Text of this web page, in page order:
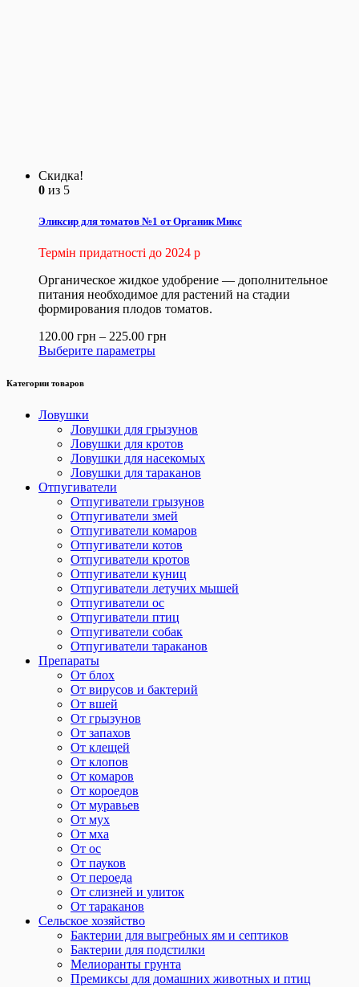
Скидка!
0 из 5
Эликсир для томатов №1 от Органик Микс
Термін придатності до 2024 р
Органическое жидкое удобрение — дополнительное
питания необходимое для растений на стадии
формирования плодов томатов.
120.00 грн – 225.00 грн
Выберите параметры
Категории товаров
Ловушки
Ловушки для грызунов
Ловушки для кротов
Ловушки для насекомых
Ловушки для тараканов
Отпугиватели
Отпугиватели грызунов
Отпугиватели змей
Отпугиватели комаров
Отпугиватели котов
Отпугиватели кротов
Отпугиватели куниц
Отпугиватели летучих мышей
Отпугиватели ос
Отпугиватели птиц
Отпугиватели собак
Отпугиватели тараканов
Препараты
От блох
От вирусов и бактерий
От вшей
От грызунов
От запахов
От клещей
От клопов
От комаров
От короедов
От муравьев
От мух
От мха
От ос
От пауков
От пероеда
От слизней и улиток
От тараканов
Сельское хозяйство
Бактерии для выгребных ям и септиков
Бактерии для подстилки
Мелиоранты грунта
Премиксы для домашних животных и птиц